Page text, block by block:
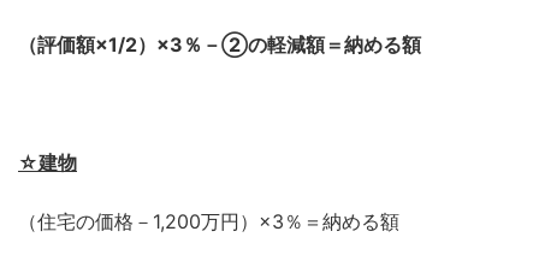
（評価額×1/2）×3％－②の軽減額＝納める額
☆建物
（住宅の価格－1,200万円）×3％＝納める額